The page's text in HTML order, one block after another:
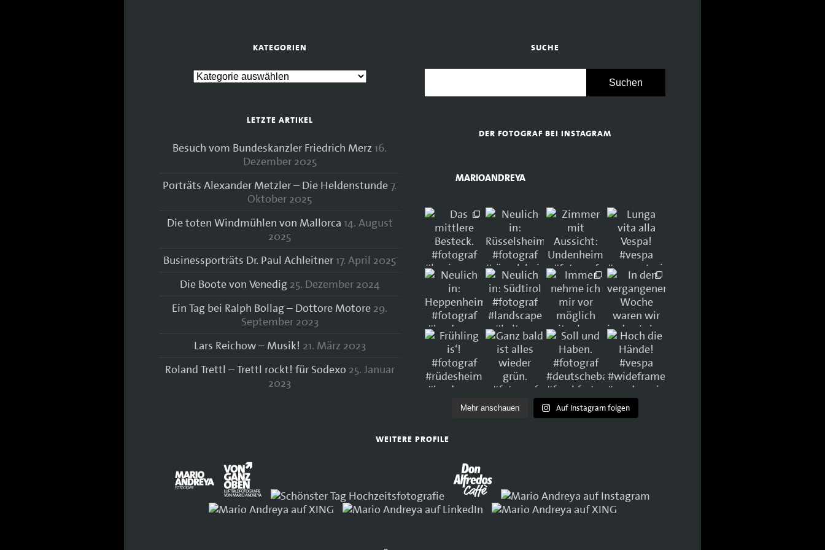
KATEGORIEN
LETZTE ARTIKEL
Besuch vom Bundeskanzler Friedrich Merz 16.
Dezember 2025
Porträts Alexander Metzler – Die Heldenstunde7.
Oktober 2025
Die toten Windmühlen von Mallorca 14. August
2025
Businessporträts Dr. Paul Achleitner17. April 2025
Die Boote von Venedig 25. Dezember 2024
Ein Tag bei Ralph Bollag – Dottore Motore 29.
September 2023
Lars Reichow – Musik! 21. März 2023
Roland Trettl – Trettl rockt! für Sodexo 25. Januar
2023
SUCHE
DER FOTOGRAF BEI INSTAGRAM
MARIOANDREYA
Mehr anschauen Auf Instagram folgen
WEITERE PROFILE